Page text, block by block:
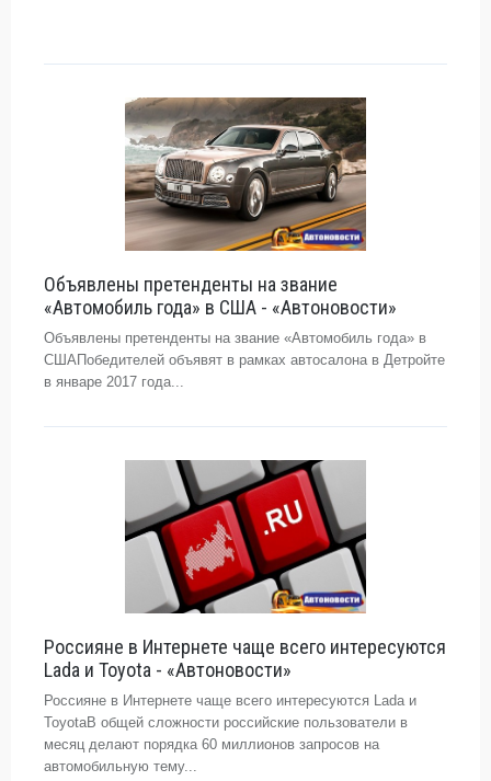
Объявлены претенденты на звание
«Автомобиль года» в США - «Автоновости»
Объявлены претенденты на звание «Автомобиль года» в
СШАПобедителей объявят в рамках автосалона в Детройте
в январе 2017 года...
Россияне в Интернете чаще всего интересуются
Lada и Toyota - «Автоновости»
Россияне в Интернете чаще всего интересуются Lada и
ToyotaВ общей сложности российские пользователи в
месяц делают порядка 60 миллионов запросов на
автомобильную тему...